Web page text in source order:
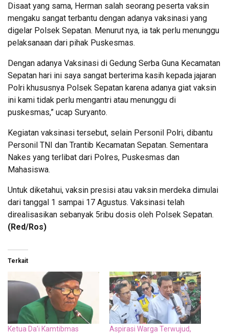
Disaat yang sama, Herman salah seorang peserta vaksin
mengaku sangat terbantu dengan adanya vaksinasi yang
digelar Polsek Sepatan. Menurut nya, ia tak perlu menunggu
pelaksanaan dari pihak Puskesmas.
Dengan adanya Vaksinasi di Gedung Serba Guna Kecamatan
Sepatan hari ini saya sangat berterima kasih kepada jajaran
Polri khususnya Polsek Sepatan karena adanya giat vaksin
ini kami tidak perlu mengantri atau menunggu di
puskesmas,” ucap Suryanto.
Kegiatan vaksinasi tersebut, selain Personil Polri, dibantu
Personil TNI dan Trantib Kecamatan Sepatan. Sementara
Nakes yang terlibat dari Polres, Puskesmas dan
Mahasiswa.
Untuk diketahui, vaksin presisi atau vaksin merdeka dimulai
dari tanggal 1 sampai 17 Agustus. Vaksinasi telah
direalisasikan sebanyak 5ribu dosis oleh Polsek Sepatan.
(Red/Ros)
Terkait
Ketua Da’i Kamtibmas
Aspirasi Warga Terwujud,